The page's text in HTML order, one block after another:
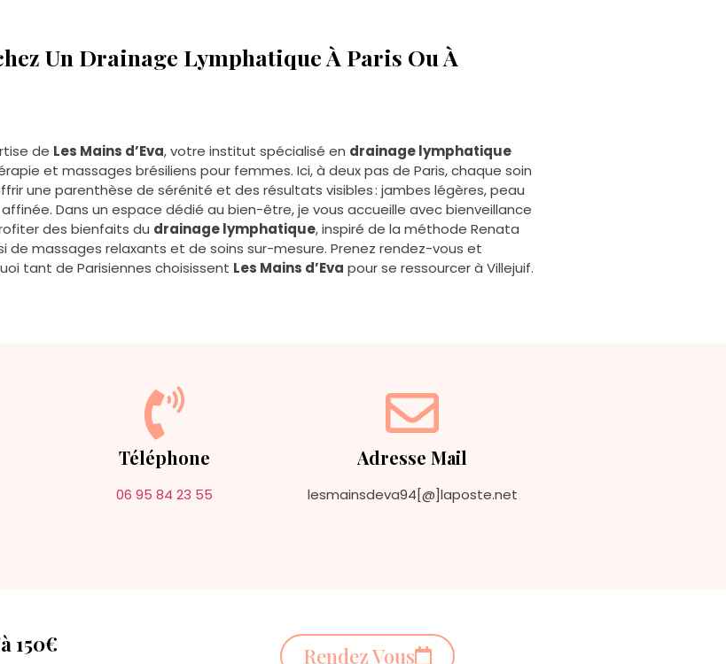
Un Drainage Lymphatique À Paris Ou À
de Les Mains d’Eva, votre institut spécialisé en drainage lymphatique
et massages brésiliens pour femmes. Ici, à deux pas de Paris, chaque soin
une parenthèse de sérénité et des résultats visibles : jambes légères, peau
Dans un espace dédié au bien-être, je vous accueille avec bienveillance
des bienfaits du drainage lymphatique, inspiré de la méthode Renata
de massages relaxants et de soins sur-mesure. Prenez rendez-vous et
tant de Parisiennes choisissent Les Mains d’Eva pour se ressourcer à Villejuif.
Téléphone
06 95 84 23 55
Adresse Mail
lesmainsdeva94[@]laposte.net
150€ Rendez Vous